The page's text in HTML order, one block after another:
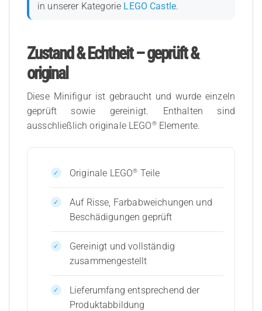
in unserer Kategorie LEGO Castle.
Zustand & Echtheit – geprüft &
original
Diese Minifigur ist gebraucht und wurde einzeln
geprüft sowie gereinigt. Enthalten sind
ausschließlich originale LEGO®Elemente.
Originale LEGO® Teile
Auf Risse, Farbabweichungen und
Beschädigungen geprüft
Gereinigt und vollständig
zusammengestellt
Lieferumfang entsprechend der
Produktabbildung